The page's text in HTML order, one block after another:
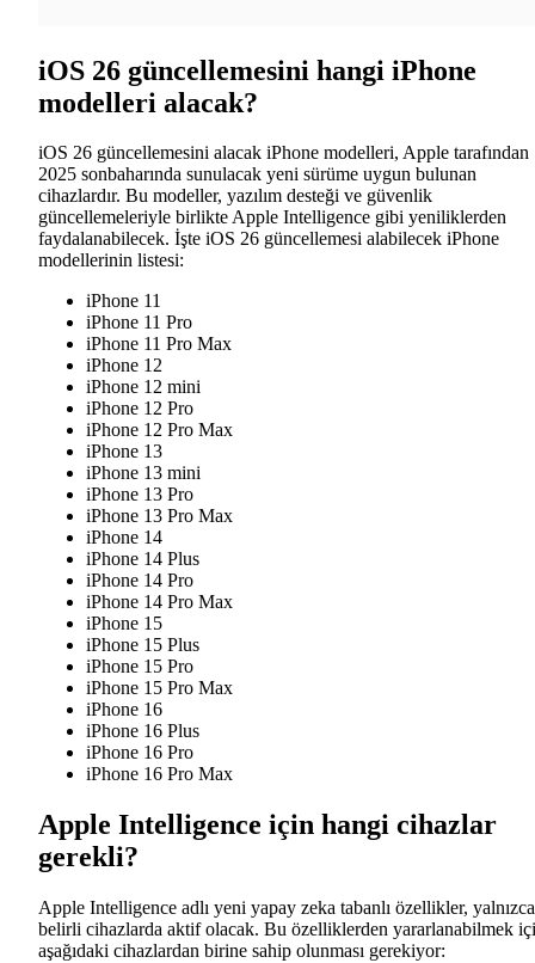
iOS 26 güncellemesini hangi iPhone
modelleri alacak?
iOS 26 güncellemesini alacak iPhone modelleri, Apple tarafından
2025 sonbaharında sunulacak yeni sürüme uygun bulunan
cihazlardır. Bu modeller, yazılım desteği ve güvenlik
güncellemeleriyle birlikte Apple Intelligence gibi yeniliklerden
faydalanabilecek. İşte iOS 26 güncellemesi alabilecek iPhone
modellerinin listesi:
iPhone 11
iPhone 11 Pro
iPhone 11 Pro Max
iPhone 12
iPhone 12 mini
iPhone 12 Pro
iPhone 12 Pro Max
iPhone 13
iPhone 13 mini
iPhone 13 Pro
iPhone 13 Pro Max
iPhone 14
iPhone 14 Plus
iPhone 14 Pro
iPhone 14 Pro Max
iPhone 15
iPhone 15 Plus
iPhone 15 Pro
iPhone 15 Pro Max
iPhone 16
iPhone 16 Plus
iPhone 16 Pro
iPhone 16 Pro Max
Apple Intelligence için hangi cihazlar
gerekli?
Apple Intelligence adlı yeni yapay zeka tabanlı özellikler, yalnızca
belirli cihazlarda aktif olacak. Bu özelliklerden yararlanabilmek
aşağıdaki cihazlardan birine sahip olunması gerekiyor: